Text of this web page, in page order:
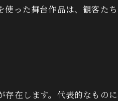
った舞台作品は、観客た
在します。代表的なもの